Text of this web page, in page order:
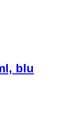
blu